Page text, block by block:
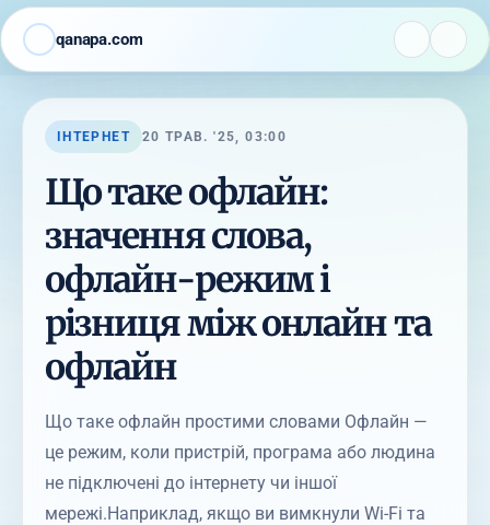
qanapa.com
ІНТЕРНЕТ 20 ТРАВ. '25, 03:00
Що таке офлайн:
значення слова,
офлайн-режим і
різниця між онлайн та
офлайн
Що таке офлайн простими словами Офлайн —
це режим, коли пристрій, програма або людина
не підключені до інтернету чи іншої
мережі.Наприклад, якщо ви вимкнули Wi-Fi та